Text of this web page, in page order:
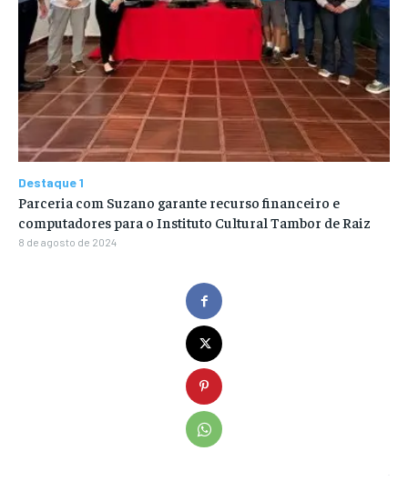
Destaque 1
Parceria com Suzano garante recurso financeiro e
computadores para o Instituto Cultural Tambor de Raiz
8 de agosto de 2024